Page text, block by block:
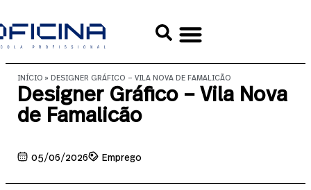
INÍCIO »DESIGNER GRÁFICO – VILA NOVA DE FAMALICÃO
Designer Gráfico – Vila Nova
de Famalicão
05/06/2026 Emprego